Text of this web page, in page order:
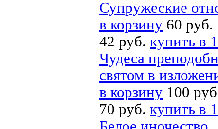
Супружеские
в корзину 60 руб.
42 руб. купить в
Чудеса
святом в
в корзину 100
70 руб. купить в